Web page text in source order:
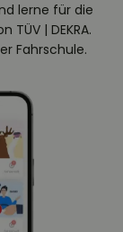
lerne für die
| DEKRA.
Fahrschule.